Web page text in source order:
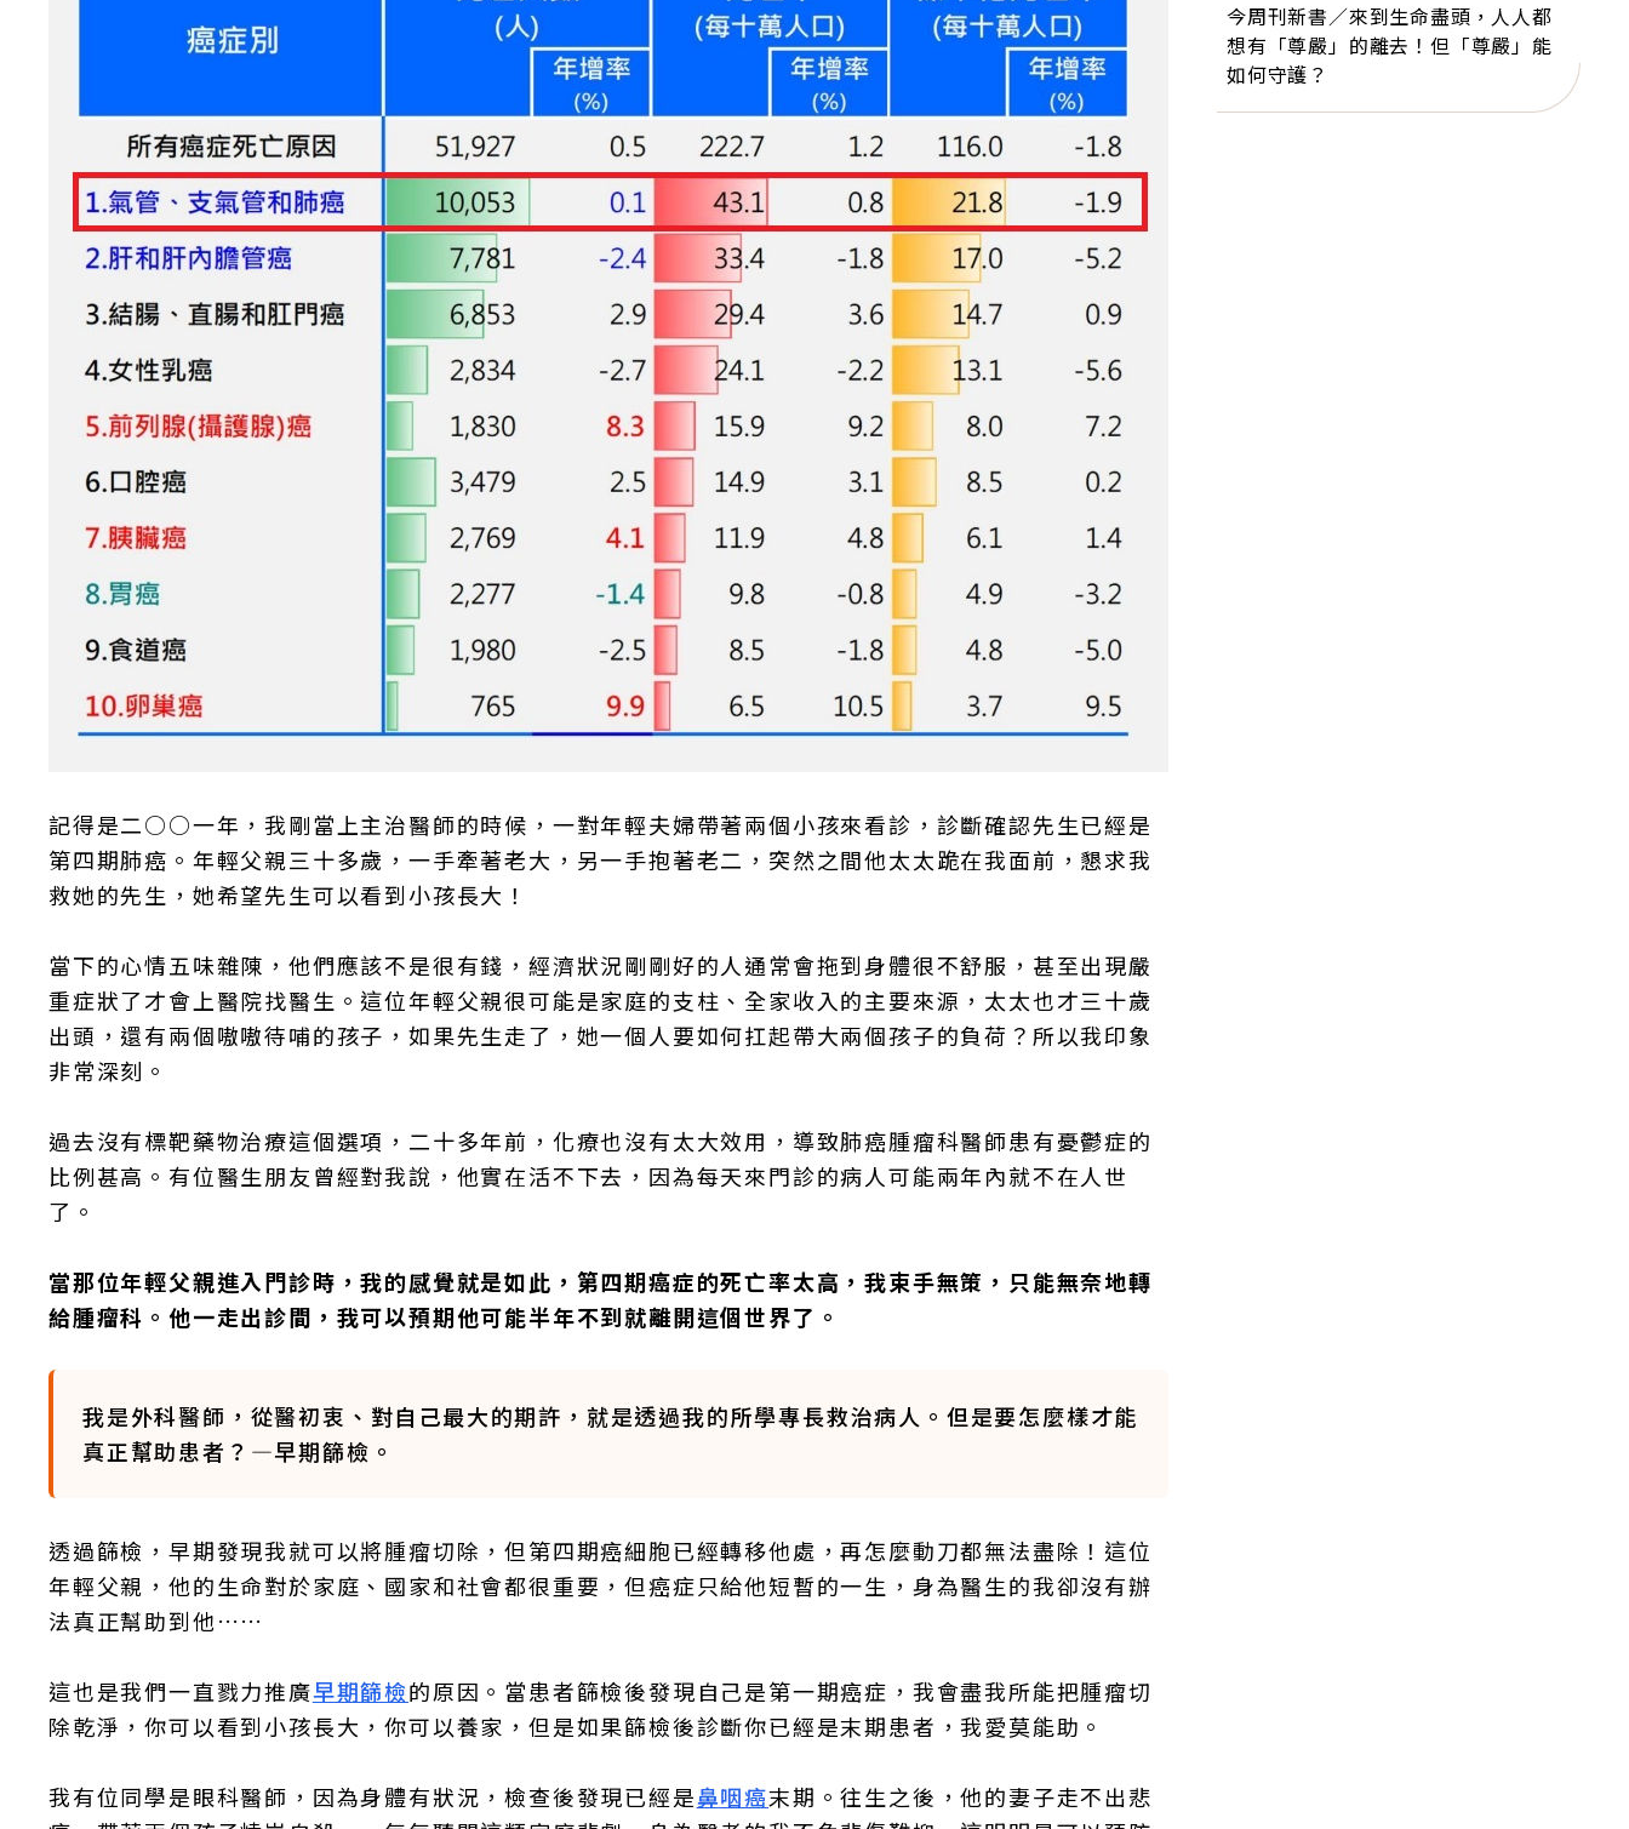
記得是二○○一年，我剛當上主治醫師的時候，一對年輕夫婦帶著兩個小孩來看診，診斷確認先生已經是
第四期肺癌。年輕父親三十多歲，一手牽著老大，另一手抱著老二，突然之間他太太跪在我面前，懇求我
救她的先生，她希望先生可以看到小孩長大！
當下的心情五味雜陳，他們應該不是很有錢，經濟狀況剛剛好的人通常會拖到身體很不舒服，甚至出現嚴
重症狀了才會上醫院找醫生。這位年輕父親很可能是家庭的支柱、全家收入的主要來源，太太也才三十歲
出頭，還有兩個嗷嗷待哺的孩子，如果先生走了，她一個人要如何扛起帶大兩個孩子的負荷？所以我印象
非常深刻。
過去沒有標靶藥物治療這個選項，二十多年前，化療也沒有太大效用，導致肺癌腫瘤科醫師患有憂鬱症的
比例甚高。有位醫生朋友曾經對我說，他實在活不下去，因為每天來門診的病人可能兩年內就不在人世
了。
當那位年輕父親進入門診時，我的感覺就是如此，第四期癌症的死亡率太高，我束手無策，只能無奈地轉
給腫瘤科。他一走出診間，我可以預期他可能半年不到就離開這個世界了。
我是外科醫師，從醫初衷、對自己最大的期許，就是透過我的所學專長救治病人。但是要怎麼樣才能
真正幫助患者？—早期篩檢。
透過篩檢，早期發現我就可以將腫瘤切除，但第四期癌細胞已經轉移他處，再怎麼動刀都無法盡除！這位
年輕父親，他的生命對於家庭、國家和社會都很重要，但癌症只給他短暫的一生，身為醫生的我卻沒有辦
法真正幫助到他……
這也是我們一直戮力推廣早期篩檢的原因。當患者篩檢後發現自己是第一期癌症，我會盡我所能把腫瘤切
除乾淨，你可以看到小孩長大，你可以養家，但是如果篩檢後診斷你已經是末期患者，我愛莫能助。
我有位同學是眼科醫師，因為身體有狀況，檢查後發現已經是鼻咽癌末期。往生之後，他的妻子走不出悲
今周刊新書／來到生命盡頭，人人都
想有「尊嚴」的離去！但「尊嚴」能
如何守護？